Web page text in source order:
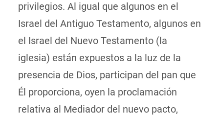
privilegios. Al igual que algunos en el
Israel del Antiguo Testamento, algunos en
el Israel del Nuevo Testamento (la
iglesia) están expuestos a la luz de la
presencia de Dios, participan del pan que
Él proporciona, oyen la proclamación
relativa al Mediador del nuevo pacto,